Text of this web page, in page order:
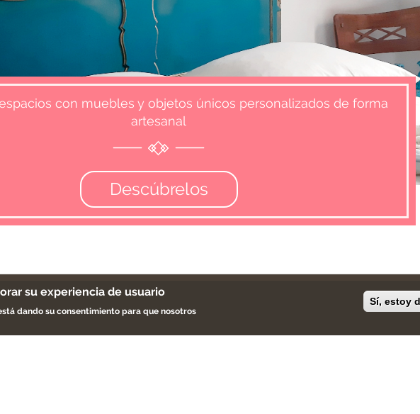
con muebles y objetos únicos personalizados de forma
artesanal
Descúbrelos
Apúntate a la newsletter, sólo te
su experiencia de usuario
dando su consentimiento para que nosotros
Sí, estoy